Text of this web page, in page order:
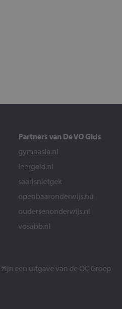
Partners van De VO Gids
gymnasia.nl
leergeld.nl
saarisnietgek
openbaaronderwijs.nu
oudersenonderwijs.nl
vosabb.nl
zijn een uitgave van de OC Groep